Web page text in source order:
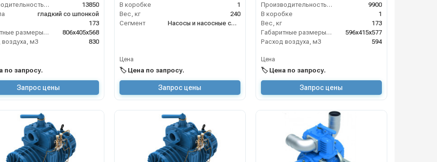
Производительность (л/мин)
13850
гладкий со шпонкой
173
Габаритные размеры, мм
806х405х568
воздуха, м3
830
по запросу.
Запрос цены
В коробке
1
Вес, кг
240
Сегмент
Насосы и насосные станции
Цена
🏷️ Цена по запросу.
Запрос цены
Производительность (л/мин)
9900
В коробке
1
Вес, кг
173
Габаритные размеры, мм
596х415х577
Расход воздуха, м3
594
Цена
🏷️ Цена по запросу.
Запрос цены